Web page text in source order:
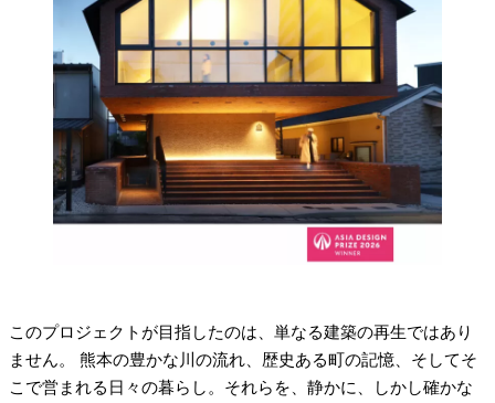
このプロジェクトが目指したのは、単なる建築の再生ではあり
ません。 熊本の豊かな川の流れ、歴史ある町の記憶、そしてそ
こで営まれる日々の暮らし。それらを、静かに、しかし確かな